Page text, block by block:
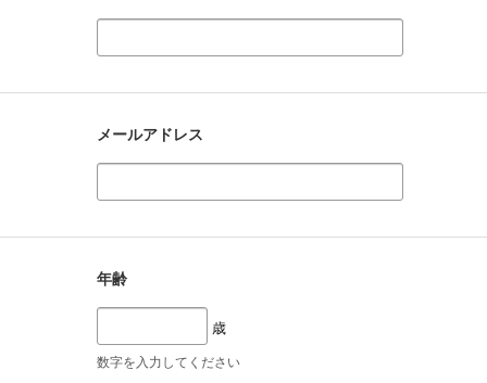
メールアドレス
年齢
歳
数字を入力してください